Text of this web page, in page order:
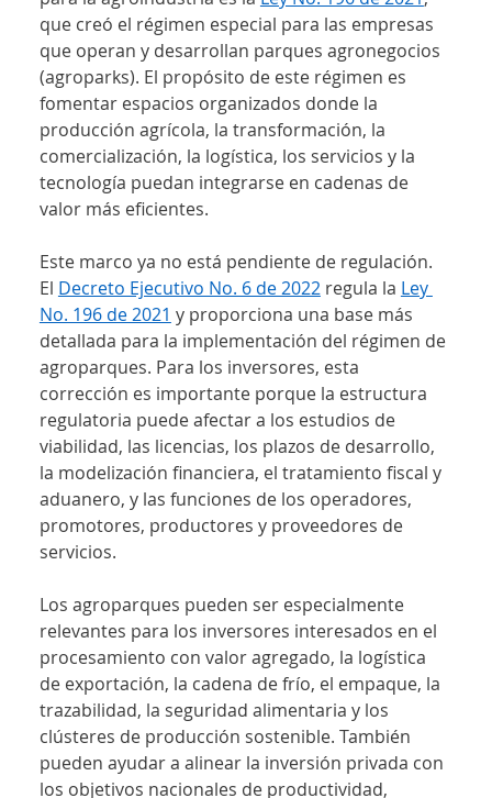
que creó el régimen especial para las empresas
que operan y desarrollan parques agronegocios
(agroparks). El propósito de este régimen es
fomentar espacios organizados donde la
producción agrícola, la transformación, la
comercialización, la logística, los servicios y la
tecnología puedan integrarse en cadenas de
valor más eficientes.
Este marco ya no está pendiente de regulación.
El Decreto Ejecutivo No. 6 de 2022 regula la Ley
No. 196 de 2021 y proporciona una base más
detallada para la implementación del régimen de
agroparques. Para los inversores, esta
corrección es importante porque la estructura
regulatoria puede afectar a los estudios de
viabilidad, las licencias, los plazos de desarrollo,
la modelización financiera, el tratamiento fiscal y
aduanero, y las funciones de los operadores,
promotores, productores y proveedores de
servicios.
Los agroparques pueden ser especialmente
relevantes para los inversores interesados en el
procesamiento con valor agregado, la logística
de exportación, la cadena de frío, el empaque, la
trazabilidad, la seguridad alimentaria y los
clústeres de producción sostenible. También
pueden ayudar a alinear la inversión privada con
los objetivos nacionales de productividad,